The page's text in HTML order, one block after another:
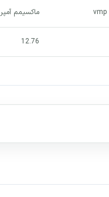
ماکسیمم آمپر imp
12.76